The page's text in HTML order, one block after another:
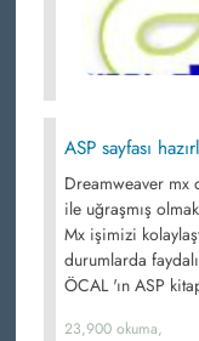
ASP sayfası
Dreamweaver mx
ile uğraşmış
Mx işimizi
durumlarda
ÖCAL 'ın ASP
23,900 okuma,